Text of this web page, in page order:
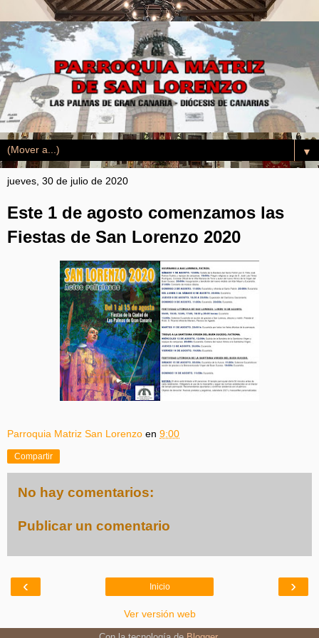
▼
jueves, 30 de julio de 2020
Este 1 de agosto comenzamos las
Fiestas de San Lorenzo 2020
Parroquia Matriz San Lorenzo en 9:00
Compartir
No hay comentarios:
Publicar un comentario
‹ ›
Inicio
Ver versión web